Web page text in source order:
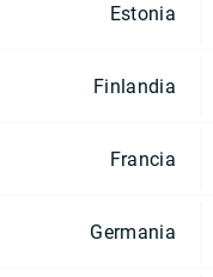
Estonia
Finlandia
Francia
Germania